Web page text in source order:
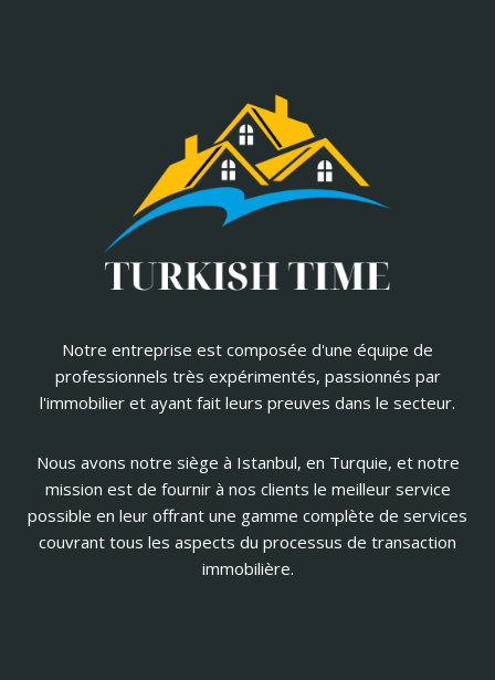
Notre entreprise est composée d'une équipe de
professionnels très expérimentés, passionnés par
l'immobilier et ayant fait leurs preuves dans le secteur.
Nous avons notre siège à Istanbul, en Turquie, et notre
mission est de fournir à nos clients le meilleur service
possible en leur offrant une gamme complète de services
couvrant tous les aspects du processus de transaction
immobilière.